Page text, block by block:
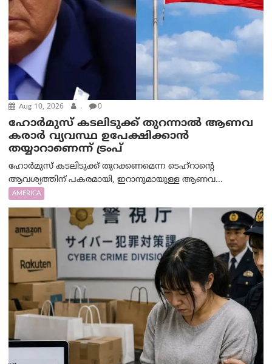
Aug 10, 2026 . 0
ഹോർമുസ് കടലിടുക്ക് തുറന്നാൽ ആണവ
കരാർ വ്യവസ്ഥ ഉപേക്ഷിക്കാൻ
തയ്യാറാണെന്ന് ട്രം‌പ്
ഹോർമുസ് കടലിടുക്ക് തുറക്കണമെന്ന ടെഹ്‌റാന്റെ
ആവശ്യത്തിന് പകരമായി, ഇറാനുമായുള്ള ആണവ...
AMERICA